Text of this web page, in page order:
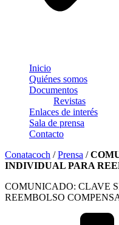
Inicio
Quiénes somos
Documentos
Revistas
Enlaces de interés
Sala de prensa
Contacto
Conatacoch /Prensa /
INDIVIDUAL PARA
COMUNICADO: CLAVE
REEMBOLSO